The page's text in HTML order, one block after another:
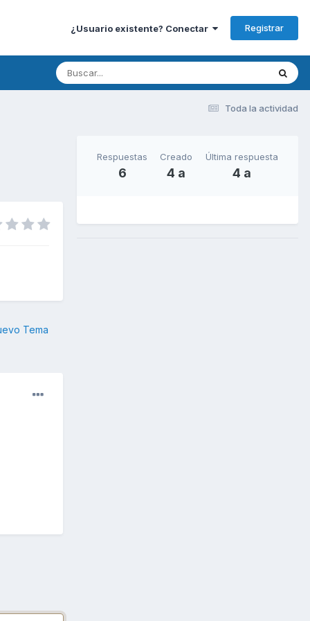
¿Usuario existente? Conectar Registrar
Toda la actividad
Tema
Respuestas
6
Creado
4 a
Última respuesta
4 a